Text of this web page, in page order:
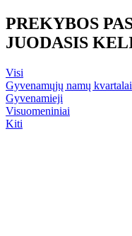
PREKYBOS
JUODASIS
Visi
Gyvenamųjų namų kvartalai
Gyvenamieji
Visuomeniniai
Kiti